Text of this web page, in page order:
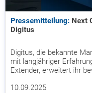
Pressemitteilung: Next
Digitus
Digitus, die bekannte
mit langjähriger
Extender, erweitert ihr
10.09.2025